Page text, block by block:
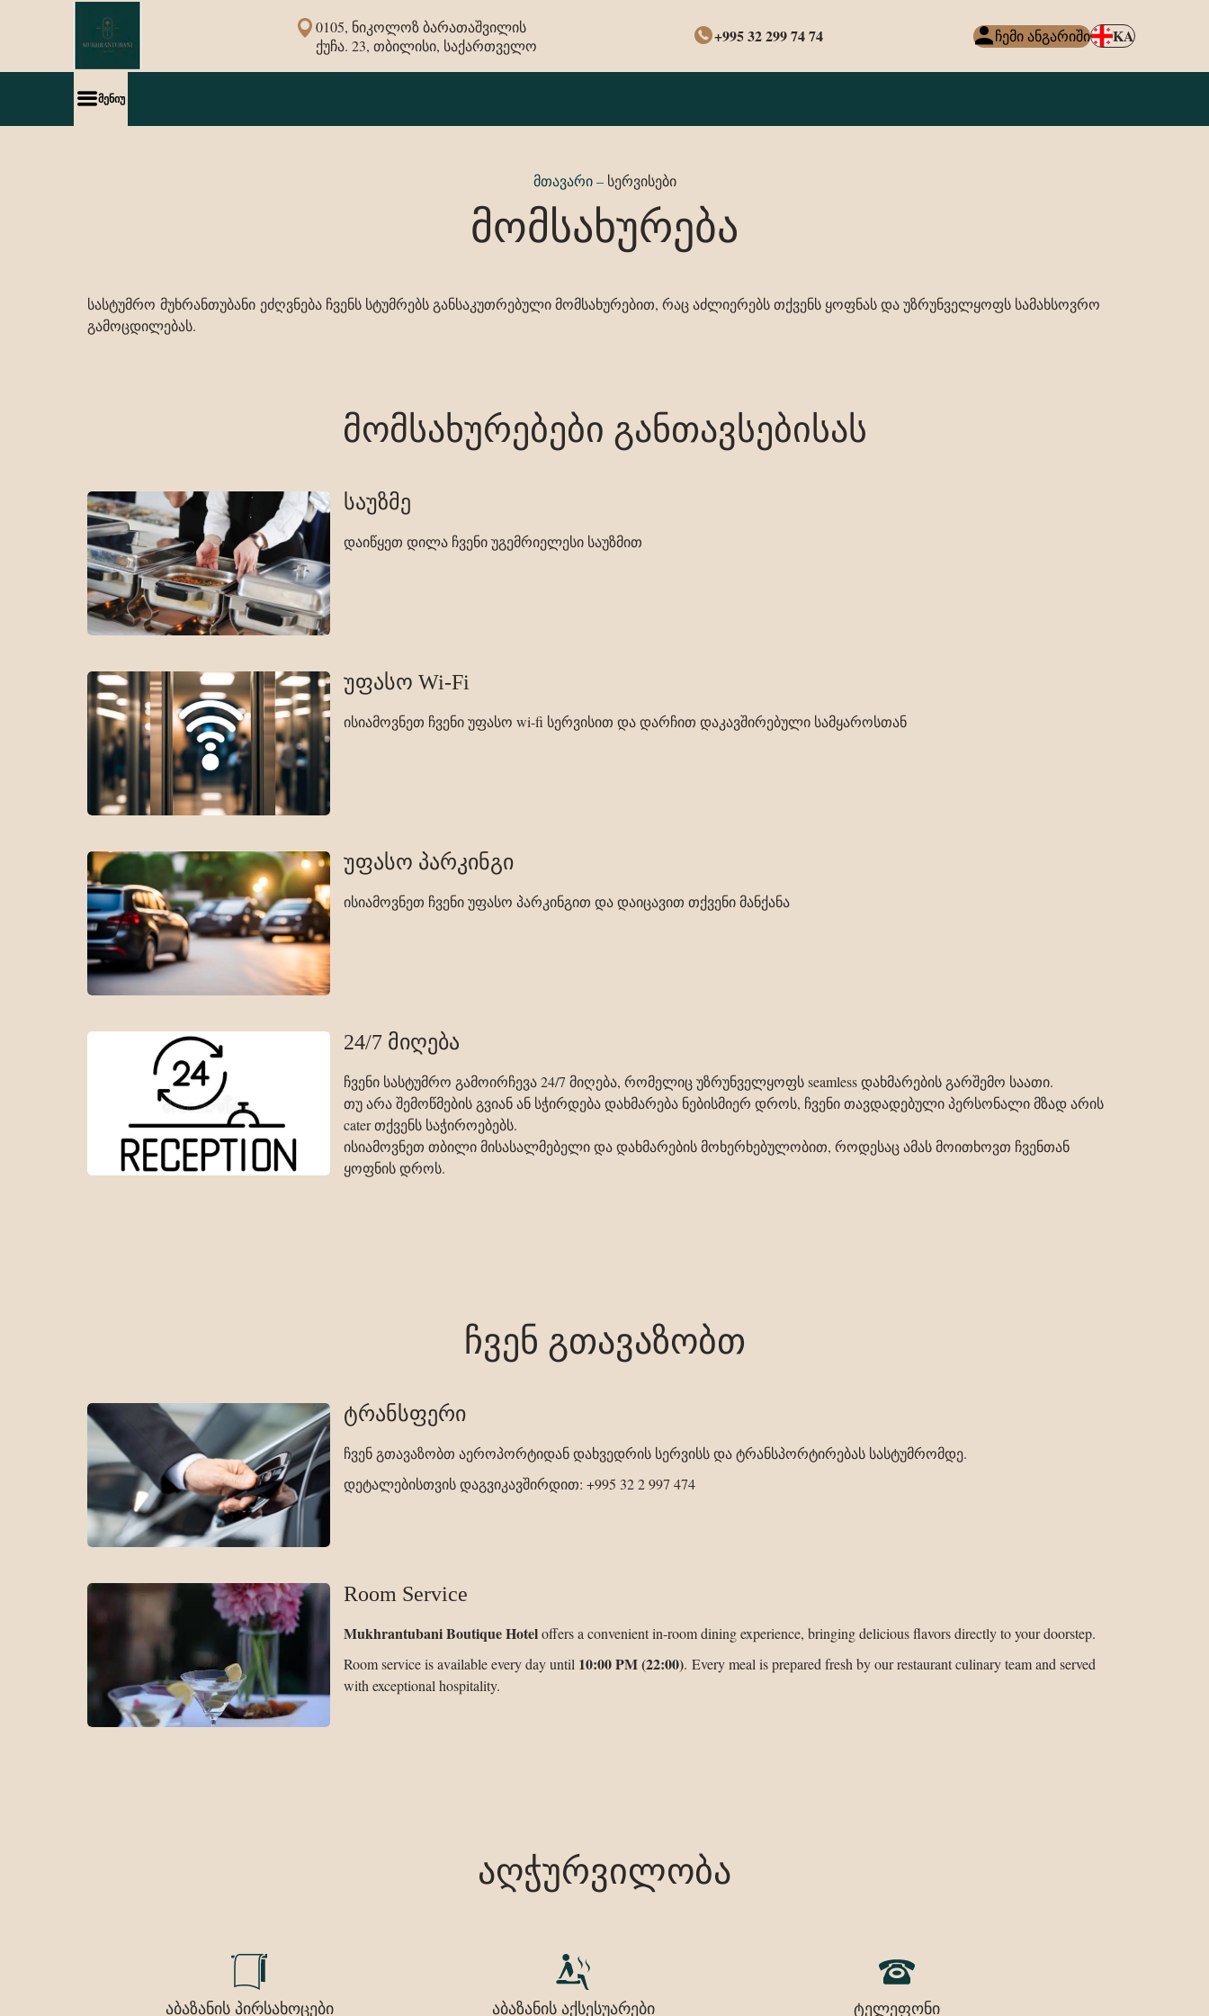
0105, ნიკოლოზ ბარათაშვილის
ქუჩა. 23, თბილისი, საქართველო
+995 32 299 74 74 ჩემი ანგარიში KA
მენიუ
მთავარი– სერვისები
მომსახურება
სასტუმრო მუხრანთუბანი ეძღვნება ჩვენს სტუმრებს განსაკუთრებული მომსახურებით, რაც აძლიერებს თქვენს ყოფნას და უზრუნველყოფს სამახსოვრო
გამოცდილებას.
მომსახურებები განთავსებისას
საუზმე
დაიწყეთ დილა ჩვენი უგემრიელესი საუზმით
უფასო Wi-Fi
ისიამოვნეთ ჩვენი უფასო wi-fi სერვისით და დარჩით დაკავშირებული სამყაროსთან
უფასო პარკინგი
ისიამოვნეთ ჩვენი უფასო პარკინგით და დაიცავით თქვენი მანქანა
24/7 მიღება
ჩვენი სასტუმრო გამოირჩევა 24/7 მიღება, რომელიც უზრუნველყოფს seamless დახმარების გარშემო საათი.
თუ არა შემოწმების გვიან ან სჭირდება დახმარება ნებისმიერ დროს, ჩვენი თავდადებული პერსონალი მზად არის
cater თქვენს საჭიროებებს.
ისიამოვნეთ თბილი მისასალმებელი და დახმარების მოხერხებულობით, როდესაც ამას მოითხოვთ ჩვენთან
ყოფნის დროს.
ჩვენ გთავაზობთ
ტრანსფერი
ჩვენ გთავაზობთ აეროპორტიდან დახვედრის სერვისს და ტრანსპორტირებას სასტუმრომდე.
დეტალებისთვის დაგვიკავშირდით: +995 32 2 997 474
Room Service
Mukhrantubani Boutique Hoteloffers a convenient in-room dining experience, bringing delicious flavors directly to your doorstep.
Room service is available every day until 10:00 PM (22:00). Every meal is prepared fresh by our restaurant culinary team and served
with exceptional hospitality.
აღჭურვილობა
აბაზანის პირსახოცები აბაზანის აქსესუარები ტელეფონი